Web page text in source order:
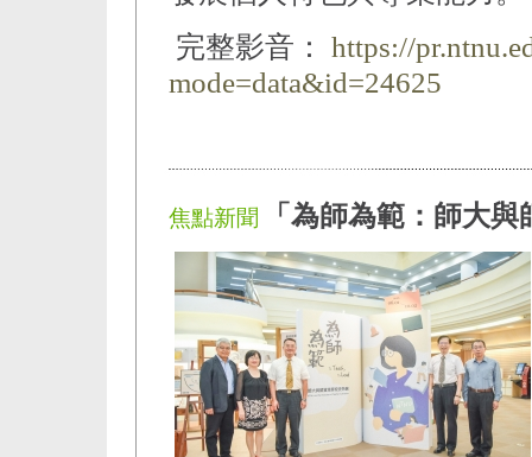
完整影音：
https://
mode=data&id=24625
焦點新聞 「為師為範：師大